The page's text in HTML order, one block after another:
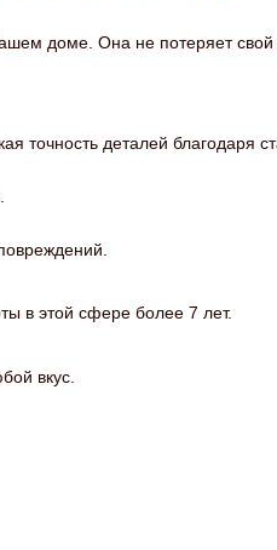
доме. Она не потеряет свой
точность деталей благодаря
в этой сфере более 7 лет.
вкус.